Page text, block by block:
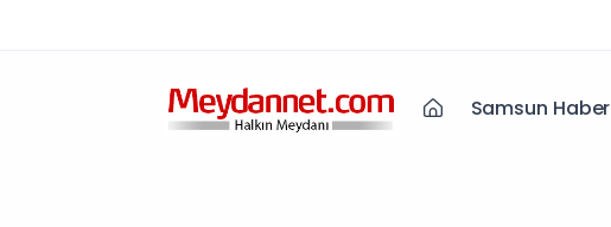
Samsun Haber